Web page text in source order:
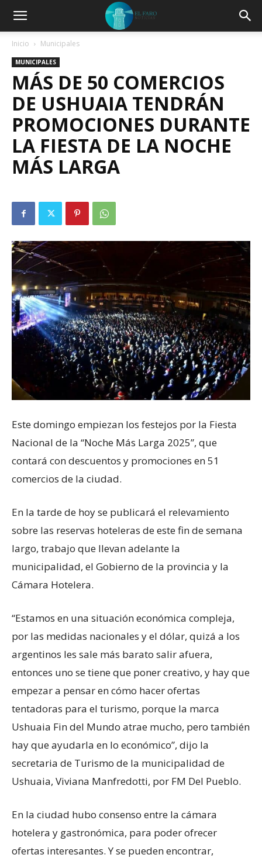
Inicio Municipales
MUNICIPALES
MÁS DE 50 COMERCIOS
DE USHUAIA TENDRÁN
PROMOCIONES DURANTE
LA FIESTA DE LA NOCHE
MÁS LARGA
Este domingo empiezan los festejos por la Fiesta
Nacional de la “Noche Más Larga 2025”, que
contará con descuentos y promociones en 51
comercios de la ciudad.
En la tarde de hoy se publicará el relevamiento
sobre las reservas hoteleras de este fin de semana
largo, trabajo que llevan adelante la
municipalidad, el Gobierno de la provincia y la
Cámara Hotelera.
“Estamos en una situación económica compleja,
por las medidas nacionales y el dólar, quizá a los
argentinos les sale más barato salir afuera,
entonces uno se tiene que poner creativo, y hay que
empezar a pensar en cómo hacer ofertas
tentadoras para el turismo, porque la marca
Ushuaia Fin del Mundo atrae mucho, pero también
hay que ayudarla en lo económico”, dijo la
secretaria de Turismo de la municipalidad de
Ushuaia, Viviana Manfredotti, por FM Del Pueblo.
En la ciudad hubo consenso entre la cámara
hotelera y gastronómica, para poder ofrecer
ofertas interesantes. Y se pueden encontrar,